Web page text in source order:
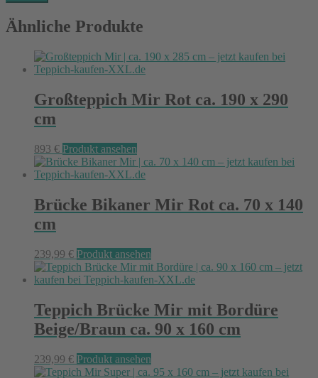
Ähnliche Produkte
Großteppich Mir Rot ca. 190 x 290
cm
893 € Produkt ansehen
Brücke Bikaner Mir Rot ca. 70 x 140
cm
239,99 € Produkt ansehen
Teppich Brücke Mir mit Bordüre
Beige/Braun ca. 90 x 160 cm
239,99 € Produkt ansehen